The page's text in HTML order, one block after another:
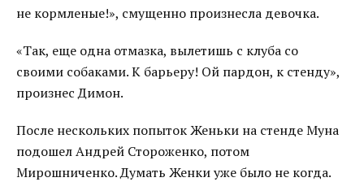
не кормленые!», смущенно произнесла девочка.
«Так, еще одна отмазка, вылетишь с клуба со
своими собаками. К барьеру! Ой пардон, к стенду»,
произнес Димон.
После нескольких попыток Женьки на стенде Муна
подошел Андрей Стороженко, потом
Мирошниченко. Думать Женки уже было не когда.